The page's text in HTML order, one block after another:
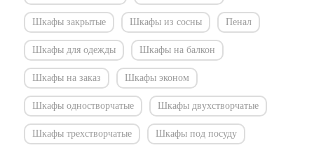
Шкафы закрытые Шкафы из сосны Пенал
Шкафы для одежды Шкафы на балкон
Шкафы на заказ Шкафы эконом
Шкафы одностворчатые Шкафы двухстворчатые
Шкафы трехстворчатые Шкафы под посуду